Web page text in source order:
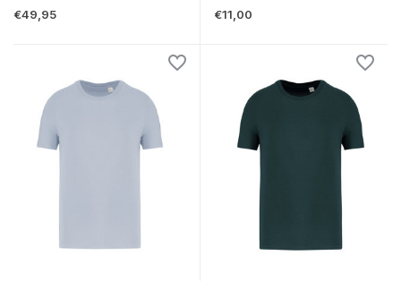
€49,95 €11,00